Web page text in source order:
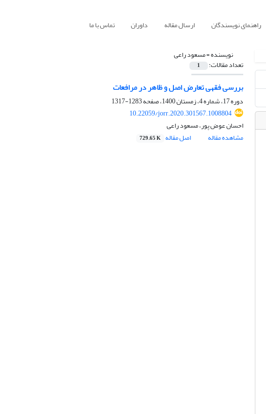
راهنمای نویسندگان ارسال مقاله داوران تماس با ما
نویسنده =مسعود راعی
تعداد مقالات: 1
بررسی فقهی تعارض اصل و ظاهر در مرافعات
دوره 17، شماره 4، زمستان 1400، صفحه
1283-1317
10.22059/jorr.2020.301567.1008804
احسان عوض پور، مسعود راعی
مشاهده مقاله
اصل مقاله 729.65 K